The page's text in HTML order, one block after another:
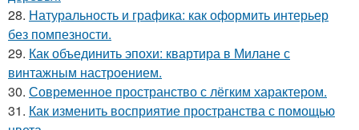
28. Натуральность и графика: как оформить интерьер
без помпезности.
29. Как объединить эпохи: квартира в Милане с
винтажным настроением.
30. Современное пространство с лёгким характером.
31. Как изменить восприятие пространства с помощью